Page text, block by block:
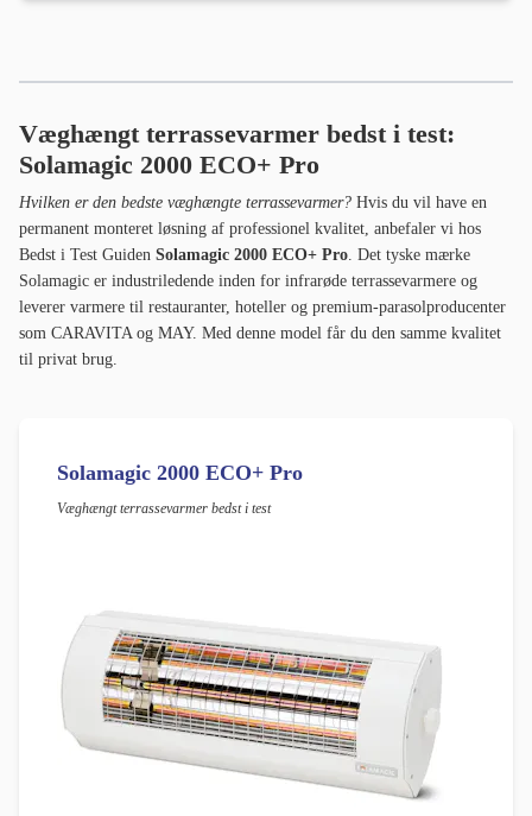
Væghængt terrassevarmer bedst i test:
Solamagic 2000 ECO+ Pro
Hvilken er den bedste væghængte terrassevarmer? Hvis du vil have en
permanent monteret løsning af professionel kvalitet, anbefaler vi hos
Bedst i Test Guiden Solamagic 2000 ECO+ Pro. Det tyske mærke
Solamagic er industriledende inden for infrarøde terrassevarmere og
leverer varmere til restauranter, hoteller og premium-parasolproducenter
som CARAVITA og MAY. Med denne model får du den samme kvalitet
til privat brug.
Solamagic 2000 ECO+ Pro
Væghængt terrassevarmer bedst i test